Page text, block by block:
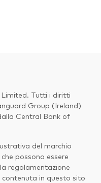
Tutti i diritti
Group (Ireland)
Central Bank of
del marchio
possono essere
regolamentazione
in questo sito